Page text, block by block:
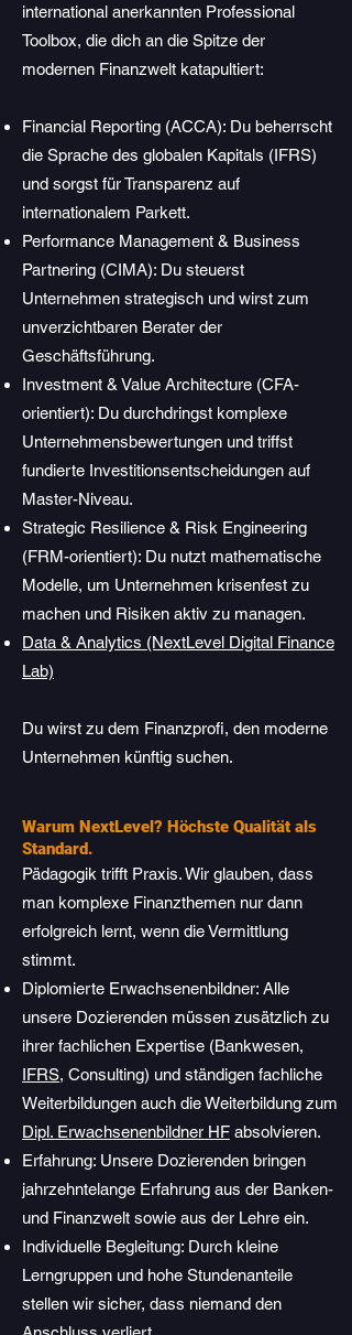
international anerkannten Professional
Toolbox, die dich an die Spitze der
modernen Finanzwelt katapultiert:
Financial Reporting (ACCA): Du beherrscht
die Sprache des globalen Kapitals (IFRS)
und sorgst für Transparenz auf
internationalem Parkett.
Performance Management & Business
Partnering (CIMA): Du steuerst
Unternehmen strategisch und wirst zum
unverzichtbaren Berater der
Geschäftsführung.
Investment & Value Architecture (CFA-
orientiert): Du durchdringst komplexe
Unternehmensbewertungen und triffst
fundierte Investitionsentscheidungen auf
Master-Niveau.
Strategic Resilience & Risk Engineering
(FRM-orientiert): Du nutzt mathematische
Modelle, um Unternehmen krisenfest zu
machen und Risiken aktiv zu managen.
Data & Analytics (NextLevel Digital Finance
Lab)
Du wirst zu dem Finanzprofi, den moderne
Unternehmen künftig suchen.
Warum NextLevel? Höchste Qualität als
Standard.
Pädagogik trifft Praxis. Wir glauben, dass
man komplexe Finanzthemen nur dann
erfolgreich lernt, wenn die Vermittlung
stimmt.
Diplomierte Erwachsenenbildner: Alle
unsere Dozierenden müssen zusätzlich zu
ihrer fachlichen Expertise (Bankwesen,
IFRS, Consulting) und ständigen fachliche
Weiterbildungen auch die Weiterbildung zum
Dipl. Erwachsenenbildner HF absolvieren.
Erfahrung: Unsere Dozierenden bringen
jahrzehntelange Erfahrung aus der Banken-
und Finanzwelt sowie aus der Lehre ein.
Individuelle Begleitung: Durch kleine
Lerngruppen und hohe Stundenanteile
stellen wir sicher, dass niemand den